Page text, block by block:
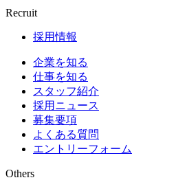
Recruit
採用情報
企業を知る
仕事を知る
スタッフ紹介
採用ニュース
募集要項
よくある質問
エントリーフォーム
Others